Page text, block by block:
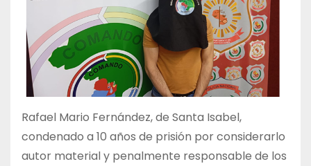
Rafael Mario Fernández, de Santa Isabel,
condenado a 10 años de prisión por considerarlo
autor material y penalmente responsable de los